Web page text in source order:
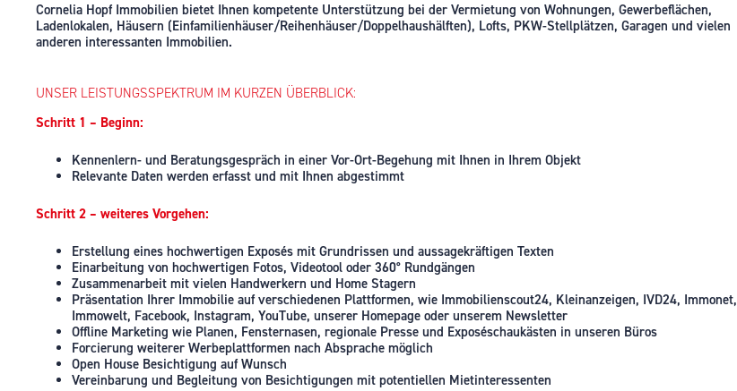
Cornelia Hopf Immobilien bietet Ihnen kompetente Unterstützung bei der Vermietung von Wohnungen, Gewerbeflächen,
Ladenlokalen, Häusern (Einfamilienhäuser/Reihenhäuser/Doppelhaushälften), Lofts, PKW-Stellplätzen, Garagen und vielen
anderen interessanten Immobilien.
UNSER LEISTUNGSSPEKTRUM IM KURZEN ÜBERBLICK:
Schritt 1 – Beginn:
Kennenlern- und Beratungsgespräch in einer Vor-Ort-Begehung mit Ihnen in Ihrem Objekt
Relevante Daten werden erfasst und mit Ihnen abgestimmt
Schritt 2 – weiteres Vorgehen:
Erstellung eines hochwertigen Exposés mit Grundrissen und aussagekräftigen Texten
Einarbeitung von hochwertigen Fotos, Videotool oder 360° Rundgängen
Zusammenarbeit mit vielen Handwerkern und Home Stagern
Präsentation Ihrer Immobilie auf verschiedenen Plattformen, wie Immobilienscout24, Kleinanzeigen, IVD24, Immonet,
Immowelt, Facebook, Instagram, YouTube, unserer Homepage oder unserem Newsletter
Offline Marketing wie Planen, Fensternasen, regionale Presse und Exposéschaukästen in unseren Büros
Forcierung weiterer Werbeplattformen nach Absprache möglich
Open House Besichtigung auf Wunsch
Vereinbarung und Begleitung von Besichtigungen mit potentiellen Mietinteressenten